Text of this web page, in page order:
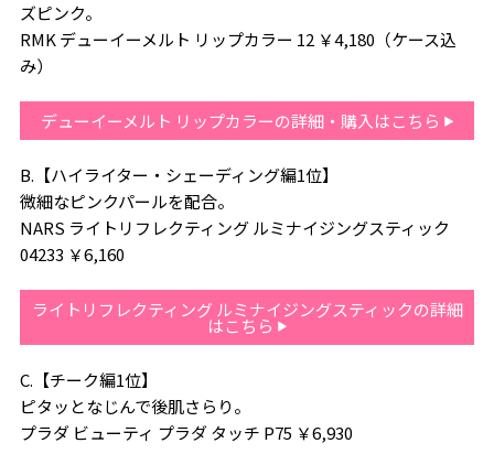
ズピンク。
RMK デューイーメルト リップカラー 12 ￥4,180（ケース込
み）
デューイーメルト リップカラーの詳細・購入はこちら
B.【ハイライター・シェーディング編1位】
微細なピンクパールを配合。
NARS ライトリフレクティング ルミナイジングスティック
04233 ￥6,160
ライトリフレクティング ルミナイジングスティックの詳細
はこちら
C.【チーク編1位】
ピタッとなじんで後肌さらり。
プラダ ビューティ プラダ タッチ P75 ￥6,930